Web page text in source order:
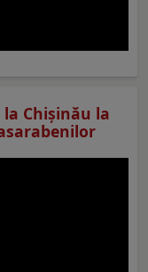
la Chișinău la